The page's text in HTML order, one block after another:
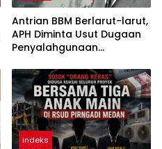
Antrian BBM Berlarut-larut,
APH Diminta Usut Dugaan
Penyalahgunaan
Pertamina
indeks